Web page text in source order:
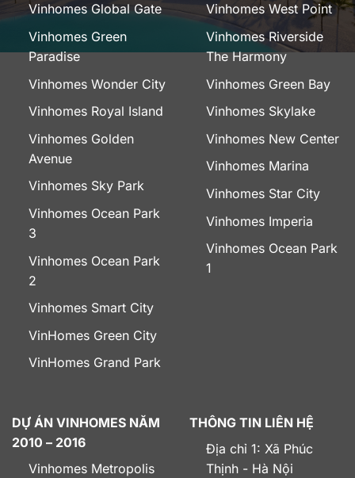
Vinhomes Global Gate
Vinhomes Green
Paradise
Vinhomes Wonder City
Vinhomes Royal Island
Vinhomes Golden
Avenue
Vinhomes Sky Park
Vinhomes Ocean Park
3
Vinhomes Ocean Park
2
Vinhomes Smart City
VinHomes Green City
VinHomes Grand Park
Vinhomes West Point
Vinhomes Riverside
The Harmony
Vinhomes Green Bay
Vinhomes Skylake
Vinhomes New Center
Vinhomes Marina
Vinhomes Star City
Vinhomes Imperia
Vinhomes Ocean Park
1
DỰ ÁN VINHOMES NĂM
2010 – 2016
Vinhomes Metropolis
THÔNG TIN LIÊN HỆ
Địa chỉ 1: Xã Phúc
Thịnh - Hà Nội